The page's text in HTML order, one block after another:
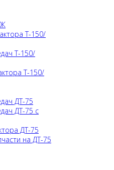
Т-150/
Т-150/
Т-150/
ДТ-75
ДТ-75 с
ДТ-75
на ДТ-75